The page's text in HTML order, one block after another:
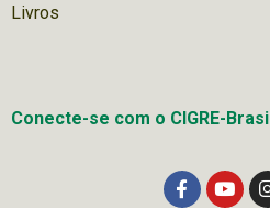
Livros
Conecte-se com o CIGRE-Brasil